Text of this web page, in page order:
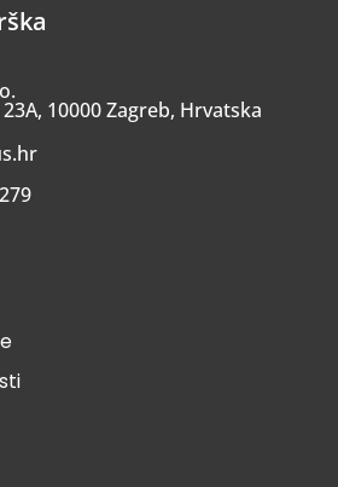
10000 Zagreb, Hrvatska